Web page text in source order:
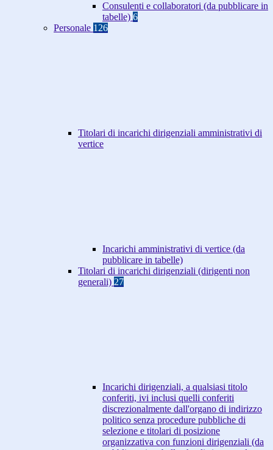
Consulenti e collaboratori (da pubblicare in
tabelle) 6
Personale 126
Titolari di incarichi dirigenziali amministrativi di
vertice
Incarichi amministrativi di vertice (da
pubblicare in tabelle)
Titolari di incarichi dirigenziali (dirigenti non
generali) 27
Incarichi dirigenziali, a qualsiasi titolo
conferiti, ivi inclusi quelli conferiti
discrezionalmente dall'organo di indirizzo
politico senza procedure pubbliche di
selezione e titolari di posizione
organizzativa con funzioni dirigenziali (da